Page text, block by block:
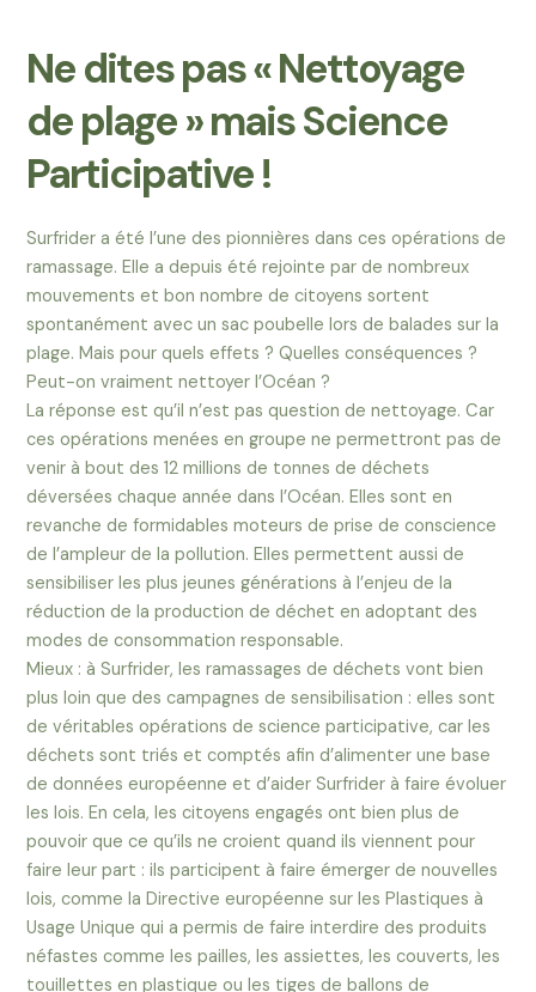
Ne dites pas « Nettoyage
de plage » mais Science
Participative !
Surfrider a été l’une des pionnières dans ces opérations de
ramassage. Elle a depuis été rejointe par de nombreux
mouvements et bon nombre de citoyens sortent
spontanément avec un sac poubelle lors de balades sur la
plage.Mais pour quels effets ? Quelles conséquences ?
Peut-on vraiment nettoyer l’Océan ?
La réponse est qu’il n’est pas question de nettoyage. Car
ces opérations menées en groupe ne permettront pas de
venir à bout des 12 millions de tonnes de déchets
déversées chaque année dans l’Océan. Elles sont en
revanche de formidables moteurs de prise de conscience
de l’ampleur de la pollution. Elles permettent aussi de
sensibiliser les plus jeunes générations à l’enjeu de la
réduction de la production de déchet en adoptant des
modes de consommation responsable.
Mieux : à Surfrider, les ramassages de déchets vont bien
plus loin que des campagnes de sensibilisation : elles sont
de véritables opérations de science participative, car les
déchets sont triés et comptés afin d’alimenter une base
de données européenne et d’aider Surfrider à faire évoluer
les lois. En cela, les citoyens engagés ont bien plus de
pouvoir que ce qu’ils ne croient quand ils viennent pour
faire leur part : ils participent à faire émerger de nouvelles
lois, comme la Directive européenne sur les Plastiques à
Usage Unique qui a permis de faire interdire des produits
néfastes comme les pailles, les assiettes, les couverts, les
touillettes en plastique ou les tiges de ballons de